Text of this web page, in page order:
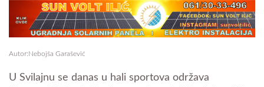
Autor:Nebojša Garašević
U Svilajnu se danas u hali sportova održava